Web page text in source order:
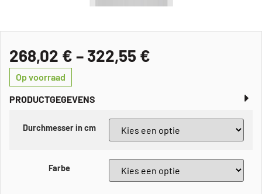
268,02 € – 322,55 €
Op voorraad
PRODUCTGEGEVENS
Durchmesser in cm
Farbe